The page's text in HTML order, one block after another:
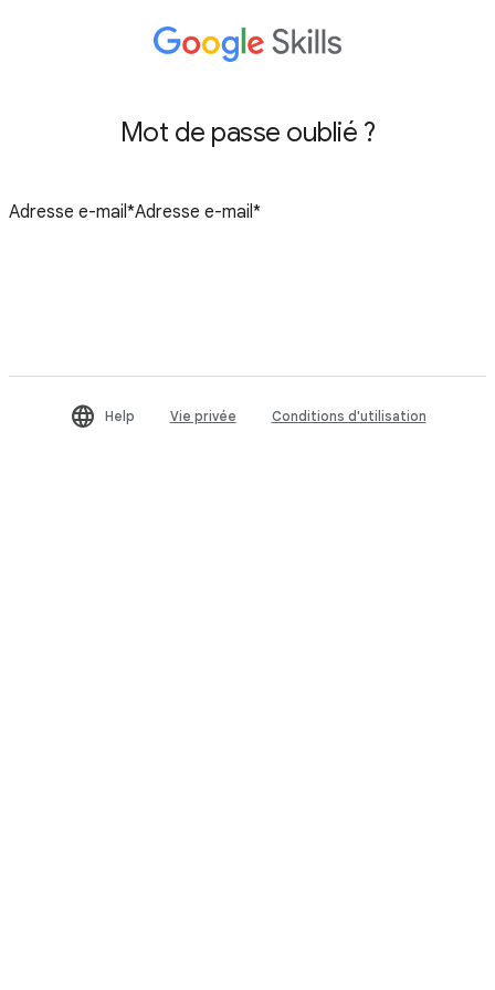
Mot de passe oublié ?
Help Vie privée Conditions d'utilisation